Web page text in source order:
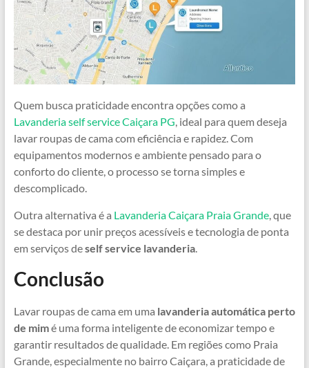
Quem busca praticidade encontra opções como a
Lavanderia self service Caiçara PG, ideal para quem deseja
lavar roupas de cama com eficiência e rapidez. Com
equipamentos modernos e ambiente pensado para o
conforto do cliente, o processo se torna simples e
descomplicado.
Outra alternativa é a Lavanderia Caiçara Praia Grande, que
se destaca por unir preços acessíveis e tecnologia de ponta
em serviços deself service lavanderia.
Conclusão
Lavar roupas de cama em uma lavanderia automática perto
de mimé uma forma inteligente de economizar tempo e
garantir resultados de qualidade. Em regiões como Praia
Grande, especialmente no bairro Caiçara, a praticidade de